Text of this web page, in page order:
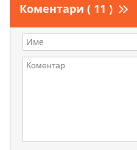
Коментари ( 11 )